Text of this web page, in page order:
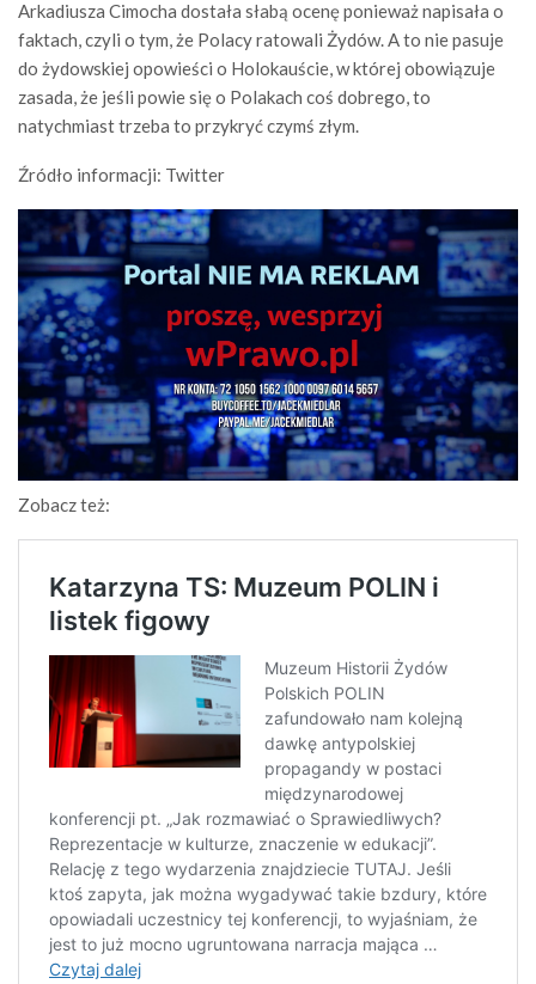
Arkadiusza Cimocha dostała słabą ocenę ponieważ napisała o
faktach, czyli o tym, że Polacy ratowali Żydów. A to nie pasuje
do żydowskiej opowieści o Holokauście, w której obowiązuje
zasada, że jeśli powie się o Polakach coś dobrego, to
natychmiast trzeba to przykryć czymś złym.
Źródło informacji: Twitter
Zobacz też: